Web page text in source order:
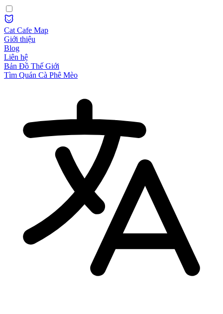
Cat Cafe Map
Giới thiệu
Blog
Liên hệ
Bản Đồ Thế Giới
Tìm Quán Cà Phê Mèo